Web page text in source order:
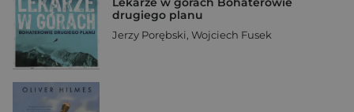
drugiego planu
Jerzy Porębski, Wojciech Fusek